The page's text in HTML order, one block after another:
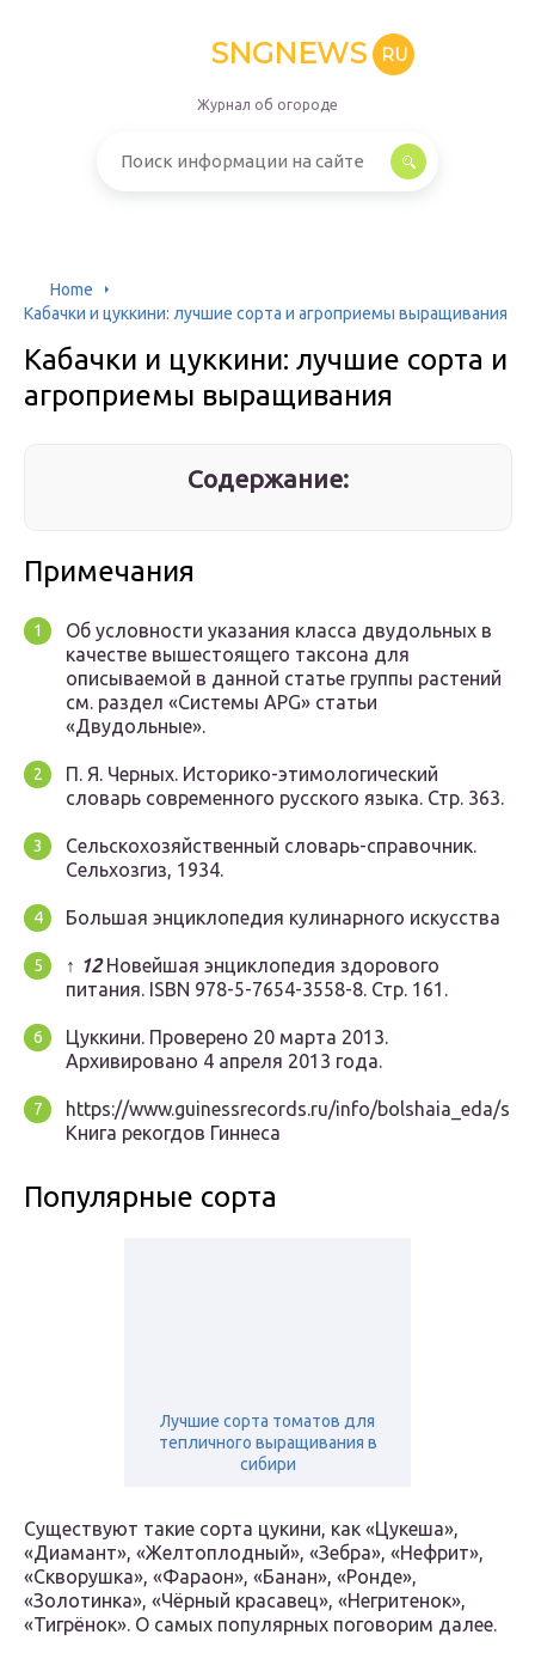
SNGNEWS RU
Журнал об огороде
Home
Кабачки и цуккини: лучшие сорта и агроприемы выращивания
Кабачки и цуккини: лучшие сорта и
агроприемы выращивания
Содержание:
Примечания
Об условности указания класса двудольных в
качестве вышестоящего таксона для
описываемой в данной статье группы растений
см. раздел «Системы APG» статьи
«Двудольные».
П. Я. Черных. Историко-этимологический
словарь современного русского языка. Стр. 363.
Сельскохозяйственный словарь-справочник.
Сельхозгиз, 1934.
Большая энциклопедия кулинарного искусства
↑ 12Новейшая энциклопедия здорового
питания. ISBN 978-5-7654-3558-8. Стр. 161.
Цуккини. Проверено 20 марта 2013.
Архивировано 4 апреля 2013 года.
https://www.guinessrecords.ru/info/bolshaia_eda/
Книга рекогдов Гиннеса
Популярные сорта
Лучшие сорта томатов для
тепличного выращивания в
сибири
Существуют такие сорта цукини, как «Цукеша»,
«Диамант», «Желтоплодный», «Зебра», «Нефрит»,
«Скворушка», «Фараон», «Банан», «Ронде»,
«Золотинка», «Чёрный красавец», «Негритенок»,
«Тигрёнок». О самых популярных поговорим далее.